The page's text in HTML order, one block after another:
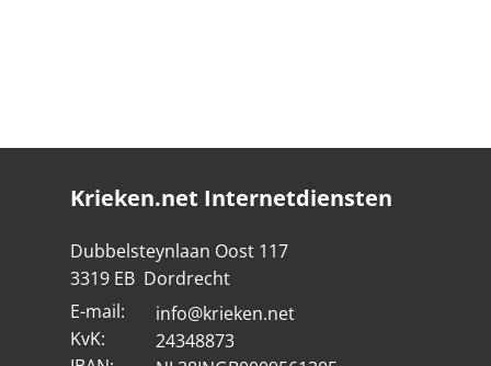
Krieken.net Internetdiensten
Dubbelsteynlaan Oost 117
3319 EB Dordrecht
info@krieken.net
24348873
E-mail:
KvK: